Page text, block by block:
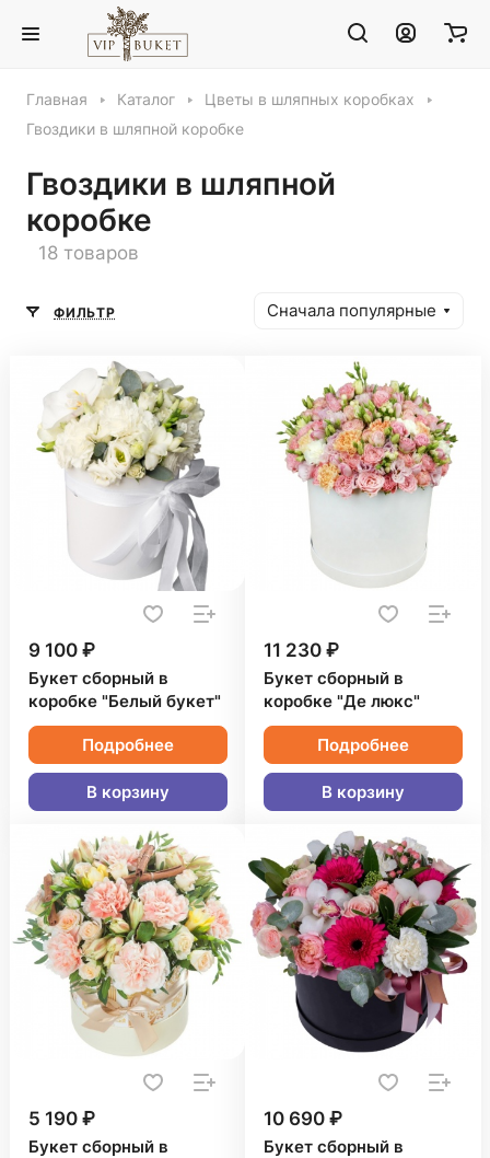
Главная Каталог
Цветы в шляпных коробках
Гвоздики в шляпной коробке
Гвоздики в шляпной
коробке
18 товаров
ФИЛЬТР Сначала популярные
9 100 ₽
Букет сборный в
коробке "Белый букет"
Подробнее
В корзину
11 230 ₽
Букет сборный в
коробке "Де люкс"
Подробнее
В корзину
5 190 ₽
Букет сборный в
10 690 ₽
Букет сборный в